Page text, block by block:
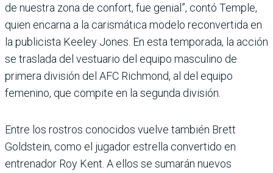
de nuestra zona de confort, fue genial”, contó Temple,
quien encarna a la carismática modelo reconvertida en
la publicista Keeley Jones. En esta temporada, la acción
se traslada del vestuario del equipo masculino de
primera división del AFC Richmond, al del equipo
femenino, que compite en la segunda división.
Entre los rostros conocidos vuelve también Brett
Goldstein, como el jugador estrella convertido en
entrenador Roy Kent. A ellos se sumarán nuevos